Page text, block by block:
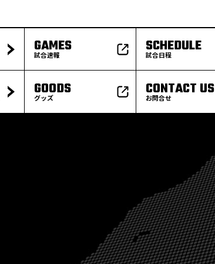
GAMES
試合速報
GOODS
グッズ
SCHEDULE
試合日程
CONTACT US
お問合せ